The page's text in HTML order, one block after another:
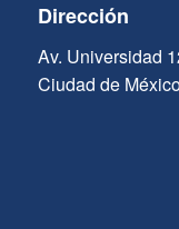
Dirección
Av. Universidad
Ciudad de